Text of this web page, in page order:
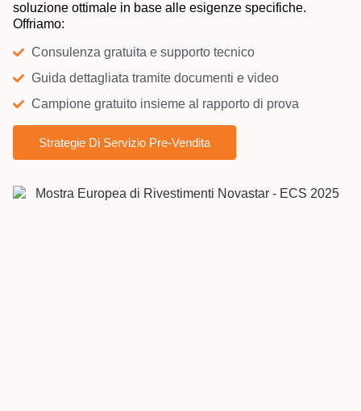
soluzione ottimale in base alle esigenze specifiche.
Offriamo:
Consulenza gratuita e supporto tecnico
Guida dettagliata tramite documenti e video
Campione gratuito insieme al rapporto di prova
Strategie Di Servizio Pre-Vendita